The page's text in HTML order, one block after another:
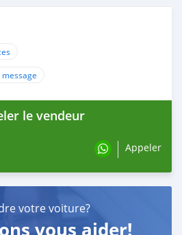
message
le vendeur
Appeler
votre voiture?
vous aider!